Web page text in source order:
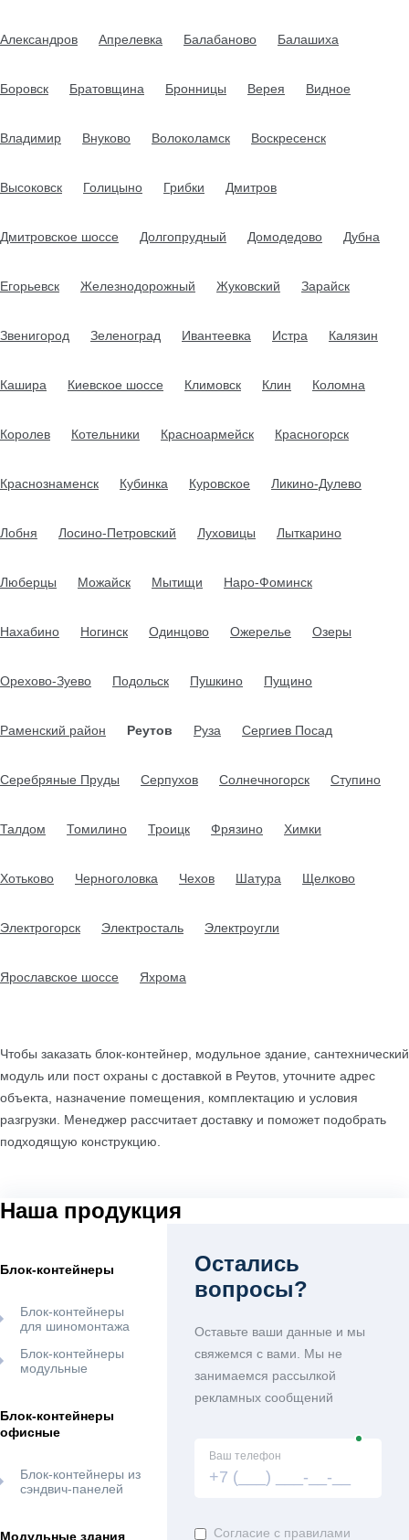
Александров Апрелевка Балабаново Балашиха
Боровск Братовщина Бронницы Верея Видное
Владимир Внуково Волоколамск Воскресенск
Высоковск Голицыно Грибки Дмитров
Дмитровское шоссе Долгопрудный Домодедово Дубна
Егорьевск Железнодорожный Жуковский Зарайск
Звенигород Зеленоград Ивантеевка Истра Калязин
Кашира Киевское шоссе Климовск Клин Коломна
Королев Котельники Красноармейск Красногорск
Краснознаменск Кубинка Куровское Ликино-Дулево
Лобня Лосино-Петровский Луховицы Лыткарино
Люберцы Можайск Мытищи Наро-Фоминск
Нахабино Ногинск Одинцово Ожерелье Озеры
Орехово-Зуево Подольск Пушкино Пущино
Раменский район Реутов Руза Сергиев Посад
Серебряные Пруды Серпухов Солнечногорск Ступино
Талдом Томилино Троицк Фрязино Химки
Хотьково Черноголовка Чехов Шатура Щелково
Электрогорск Электросталь Электроугли
Ярославское шоссе Яхрома
Чтобы заказать блок-контейнер, модульное здание, сантехнический
модуль или пост охраны с доставкой в Реутов, уточните адрес
объекта, назначение помещения, комплектацию и условия
разгрузки. Менеджер рассчитает доставку и поможет подобрать
подходящую конструкцию.
Наша продукция
Блок-контейнеры
Блок-контейнеры
для шиномонтажа
Блок-контейнеры
модульные
Блок-контейнеры
офисные
Блок-контейнеры из
сэндвич-панелей
Модульные здания
Остались
вопросы?
Оставьте ваши данные и мы
свяжемся с вами. Мы не
занимаемся рассылкой
рекламных сообщений
Ваш телефон
Согласие с правилами